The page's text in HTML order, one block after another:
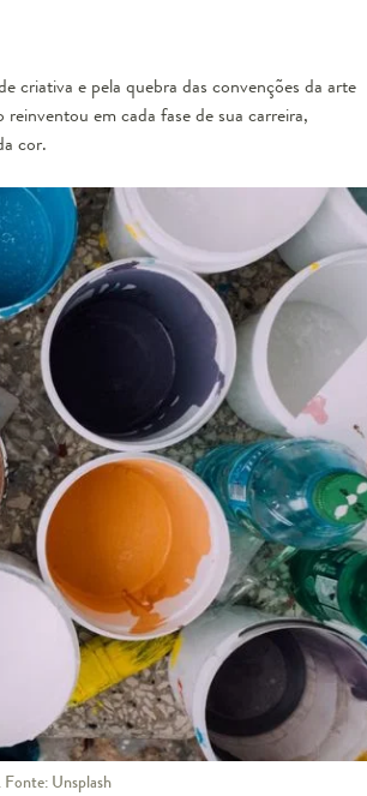
criativa e pela quebra das convenções da arte
em cada fase de sua carreira,
cor.
Fonte: Unsplash